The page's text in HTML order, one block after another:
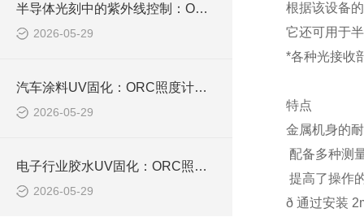
半导体光刻中的紫外线控制：ORC照度计保障芯片良品率
2026-05-29
汽车涂料UV固化：ORC照度计确保涂层硬度和耐久性
2026-05-29
电子行业胶水UV固化：ORC照度计如何避免固化不足与过度固化
2026-05-29
根据该设备
它还可用于
*各种光接收
特点
金属机身的
配备多种测
提高了操作
ð 通过安装